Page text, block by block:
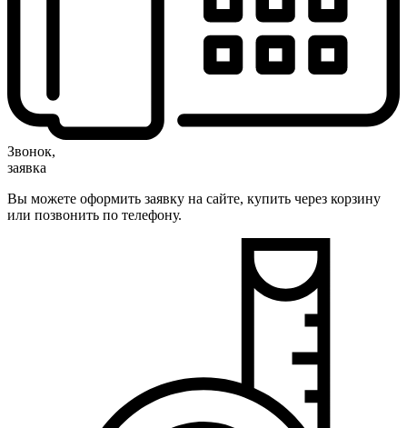
Звонок,
заявка
Вы можете оформить заявку на сайте, купить через корзину
или позвонить по телефону.